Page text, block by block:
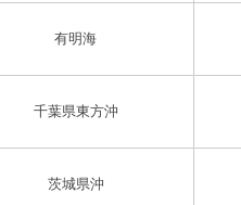
有明海
千葉県東方沖
茨城県沖